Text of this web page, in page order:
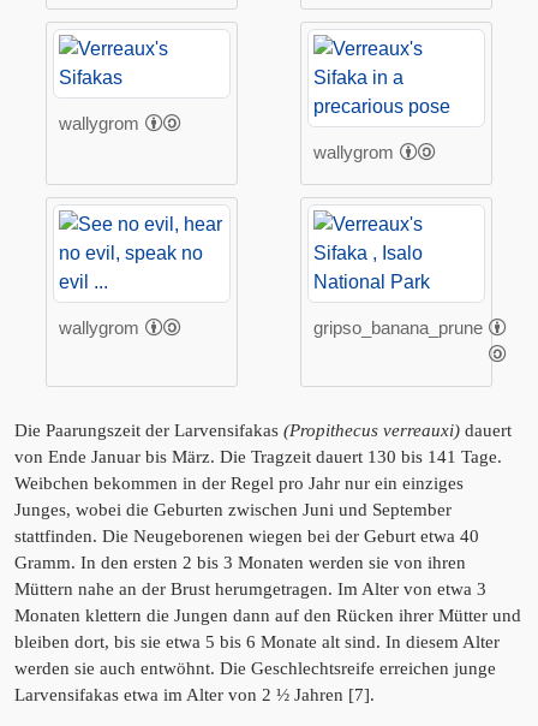
wallygrom
wallygrom
wallygrom gripso_banana_prune
Die Paarungszeit der Larvensifakas (Propithecus verreauxi) dauert
von Ende Januar bis März. Die Tragzeit dauert 130 bis 141 Tage.
Weibchen bekommen in der Regel pro Jahr nur ein einziges
Junges, wobei die Geburten zwischen Juni und September
stattfinden. Die Neugeborenen wiegen bei der Geburt etwa 40
Gramm. In den ersten 2 bis 3 Monaten werden sie von ihren
Müttern nahe an der Brust herumgetragen. Im Alter von etwa 3
Monaten klettern die Jungen dann auf den Rücken ihrer Mütter und
bleiben dort, bis sie etwa 5 bis 6 Monate alt sind. In diesem Alter
werden sie auch entwöhnt. Die Geschlechtsreife erreichen junge
Larvensifakas etwa im Alter von 2 ½ Jahren [7].